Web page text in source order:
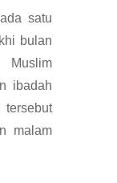
satu
bulan
ibadah
malam